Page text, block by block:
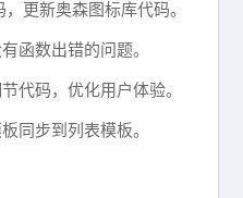
更新奥森图标库代码。
函数出错的问题。
代码，优化用户体验。
同步到列表模板。